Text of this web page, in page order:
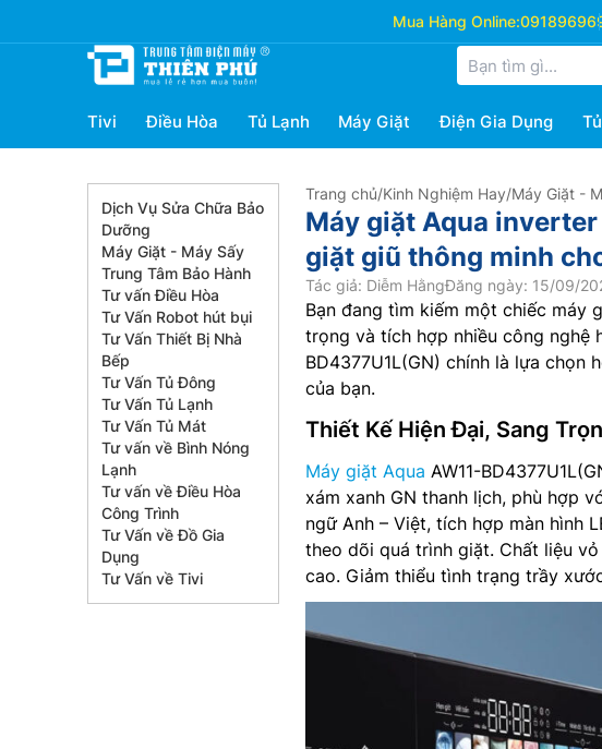
Mua Hàng Online:
Tivi Điều Hòa Tủ Lạnh Máy Giặt Điện Gia Dụng
Dịch Vụ Sửa Chữa Bảo
Dưỡng
Máy Giặt - Máy Sấy
Trung Tâm Bảo Hành
Tư vấn Điều Hòa
Tư Vấn Robot hút bụi
Tư Vấn Thiết Bị Nhà
Bếp
Tư Vấn Tủ Đông
Tư Vấn Tủ Lạnh
Tư Vấn Tủ Mát
Tư vấn về Bình Nóng
Lạnh
Tư vấn về Điều Hòa
Công Trình
Tư Vấn về Đồ Gia
Dụng
Tư Vấn về Tivi
Trang chủ/Kinh Nghiệm Hay/Máy Giặt -
Máy giặt Aqua inverter
giặt giũ thông minh
Tác giả: Diễm HằngĐăng ngày: 15/09/
Bạn đang tìm kiếm một chiếc máy
trọng và tích hợp nhiều công nghệ
BD4377U1L(GN) chính là lựa chọn
của bạn.
Thiết Kế Hiện Đại, Sang
Máy giặt Aqua AW11-
xám xanh GN thanh lịch, phù hợp
ngữ Anh – Việt, tích hợp màn hình
theo dõi quá trình giặt. Chất liệu
cao. Giảm thiểu tình trạng trầy